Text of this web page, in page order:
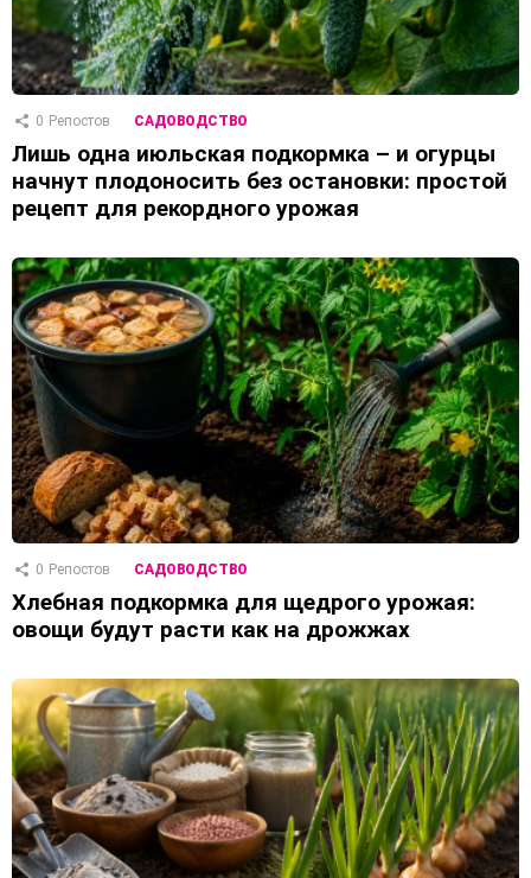
0 Репостов САДОВОДСТВО
Лишь одна июльская подкормка – и огурцы
начнут плодоносить без остановки: простой
рецепт для рекордного урожая
0 Репостов САДОВОДСТВО
Хлебная подкормка для щедрого урожая:
овощи будут расти как на дрожжах